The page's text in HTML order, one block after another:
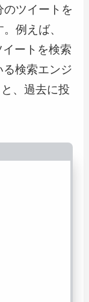
のツイートを
例えば、
ートを検索
検索エンジ
、過去に投